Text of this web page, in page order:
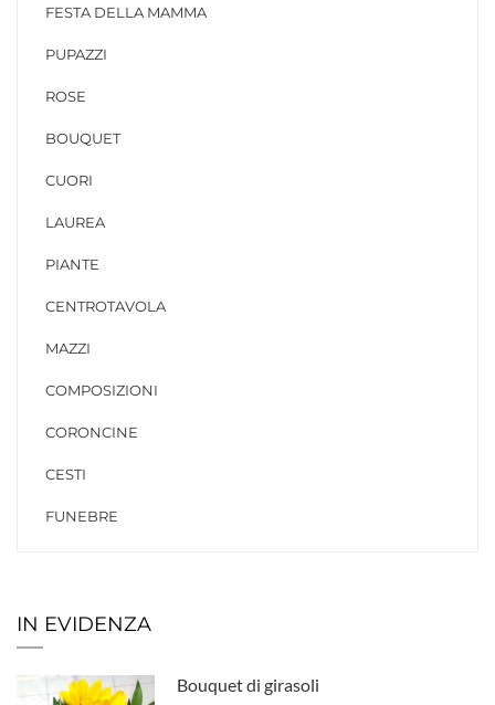
FESTA DELLA MAMMA
PUPAZZI
ROSE
BOUQUET
CUORI
LAUREA
PIANTE
CENTROTAVOLA
MAZZI
COMPOSIZIONI
CORONCINE
CESTI
FUNEBRE
IN EVIDENZA
Bouquet di girasoli